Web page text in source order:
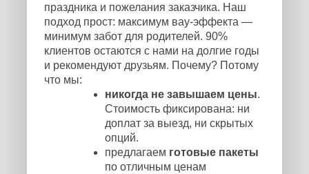
праздника и пожелания заказчика. Наш
подход прост: максимум вау-эффекта —
минимум забот для родителей. 90%
клиентов остаются с нами на долгие годы
и рекомендуют друзьям. Почему? Потому
что мы:
никогда не завышаем цены.
Стоимость фиксирована: ни
доплат за выезд, ни скрытых
опций.
предлагаем готовые пакеты
по отличным ценам